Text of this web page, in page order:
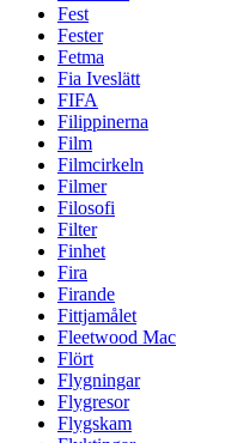
Fest
Fester
Fetma
Fia Iveslätt
FIFA
Filippinerna
Film
Filmcirkeln
Filmer
Filosofi
Filter
Finhet
Fira
Firande
Fittjamålet
Fleetwood Mac
Flört
Flygningar
Flygresor
Flygskam